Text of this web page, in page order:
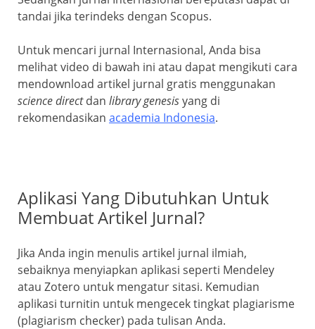
tandai jika terindeks dengan Scopus.
Untuk mencari jurnal Internasional, Anda bisa
melihat video di bawah ini atau dapat mengikuti cara
mendownload artikel jurnal gratis menggunakan
science directdan library genesisyang di
rekomendasikan academia Indonesia.
Aplikasi Yang Dibutuhkan Untuk
Membuat Artikel Jurnal?
Jika Anda ingin menulis artikel jurnal ilmiah,
sebaiknya menyiapkan aplikasi seperti Mendeley
atau Zotero untuk mengatur sitasi. Kemudian
aplikasi turnitin untuk mengecek tingkat plagiarisme
(plagiarism checker) pada tulisan Anda.